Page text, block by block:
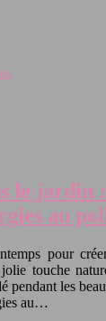
le jardin
au
pour
touche
pendant les
au…